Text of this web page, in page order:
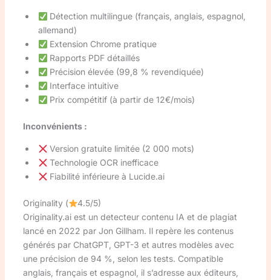
Détection multilingue (français, anglais, espagnol,
allemand)
Extension Chrome pratique
Rapports PDF détaillés
Précision élevée (99,8 % revendiquée)
Interface intuitive
Prix compétitif (à partir de 12€/mois)
Inconvénients :
Version gratuite limitée (2 000 mots)
Technologie OCR inefficace
Fiabilité inférieure à Lucide.ai
Originality (
4.5/5)
Originality.ai est un detecteur contenu IA et de plagiat
lancé en 2022 par Jon Gillham. Il repère les contenus
générés par ChatGPT, GPT-3 et autres modèles avec
une précision de 94 %, selon les tests. Compatible
anglais, français et espagnol, il s’adresse aux éditeurs,